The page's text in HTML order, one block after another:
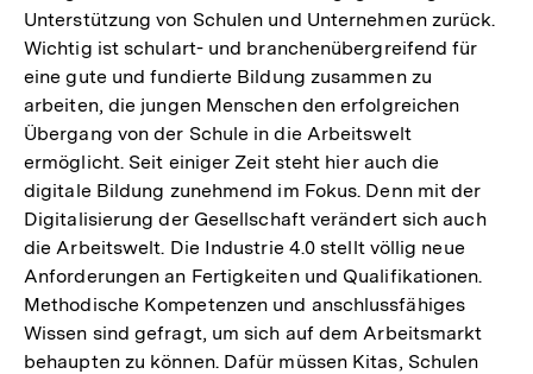
Unterstützung von Schulen und Unternehmen zurück.
Wichtig ist schulart- und branchenübergreifend für
eine gute und fundierte Bildung zusammen zu
arbeiten, die jungen Menschen den erfolgreichen
Übergang von der Schule in die Arbeitswelt
ermöglicht. Seit einiger Zeit steht hier auch die
digitale Bildung zunehmend im Fokus. Denn mit der
Digitalisierung der Gesellschaft verändert sich auch
die Arbeitswelt. Die Industrie 4.0 stellt völlig neue
Anforderungen an Fertigkeiten und Qualifikationen.
Methodische Kompetenzen und anschlussfähiges
Wissen sind gefragt, um sich auf dem Arbeitsmarkt
behaupten zu können. Dafür müssen Kitas, Schulen